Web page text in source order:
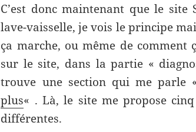
C’est donc maintenant que le site
lave-vaisselle, je vois le principe
ça marche, ou même de comment
sur le site, dans la partie «
trouve une section qui me parle
plus« . Là, le site me propose
différentes.